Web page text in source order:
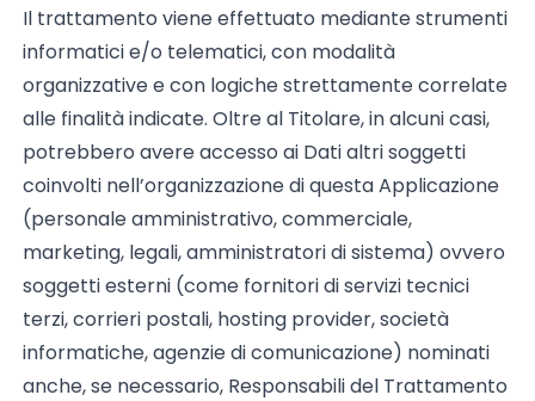
Il trattamento viene effettuato mediante strumenti
informatici e/o telematici, con modalità
organizzative e con logiche strettamente correlate
alle finalità indicate. Oltre al Titolare, in alcuni casi,
potrebbero avere accesso ai Dati altri soggetti
coinvolti nell’organizzazione di questa Applicazione
(personale amministrativo, commerciale,
marketing, legali, amministratori di sistema) ovvero
soggetti esterni (come fornitori di servizi tecnici
terzi, corrieri postali, hosting provider, società
informatiche, agenzie di comunicazione) nominati
anche, se necessario, Responsabili del Trattamento